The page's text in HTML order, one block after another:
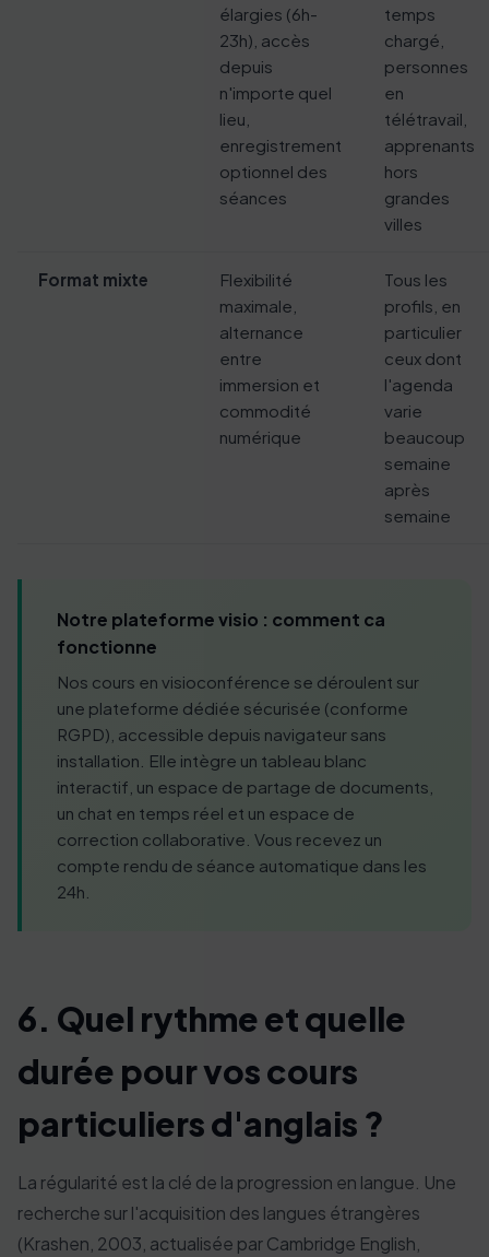
élargies (6h-
23h), accès
depuis
n'importe quel
lieu,
enregistrement
optionnel des
séances
temps
chargé,
personnes
en
télétravail,
apprenants
hors
grandes
villes
Format mixte
Flexibilité
maximale,
alternance
entre
immersion et
commodité
numérique
Tous les
profils, en
particulier
ceux dont
l'agenda
varie
beaucoup
semaine
après
semaine
Notre plateforme visio : comment ca
fonctionne
Nos cours en visioconférence se déroulent sur
une plateforme dédiée sécurisée (conforme
RGPD), accessible depuis navigateur sans
installation. Elle intègre un tableau blanc
interactif, un espace de partage de documents,
un chat en temps réel et un espace de
correction collaborative. Vous recevez un
compte rendu de séance automatique dans les
24h.
6. Quel rythme et quelle
durée pour vos cours
particuliers d'anglais ?
La régularité est la clé de la progression en langue. Une
recherche sur l'acquisition des langues étrangères
(Krashen, 2003, actualisée par Cambridge English,